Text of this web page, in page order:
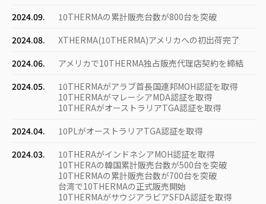
2024.09.
10THERMAの累計販売台数が800台を突破
2024.08.
XTHERMA(10THERMA)アメリカへの初出荷完了
2024.06.
アメリカで10THERMA独占販売代理店契約を締結
2024.05.
10THERMAがアラブ首長国連邦MOH認証を取得
10THERMAがマレーシアMDA認証を取得
10THERAがオーストラリアTGA認証を取得
2024.04.
10PLがオーストラリアTGA認証を取得
2024.03.
10THERAがインドネシアMOH認証を取得
10THERAの韓国累計販売台数が500台を突破
10THERMAの累計販売台数が700台を突破
台湾で10THERMAの正式販売開始
10THERMAがサウジアラビアSFDA認証を取得